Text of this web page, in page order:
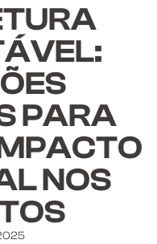
PARA
NOS